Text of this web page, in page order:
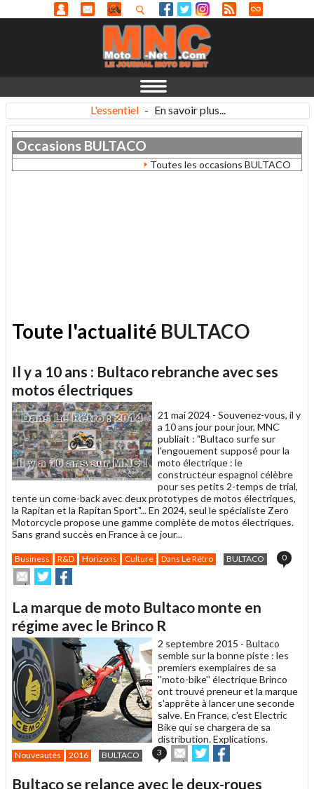
L'essentiel - En savoir plus...
Occasions BULTACO
Toutes les occasions BULTACO
Toute l'actualité BULTACO
Il y a 10 ans : Bultaco rebranche avec ses
motos électriques
21 mai 2024 - Souvenez-vous, il y
a 10 ans jour pour jour, MNC
publiait : "Bultaco surfe sur
l'engouement supposé pour la
moto électrique : le
constructeur espagnol célèbre
pour ses petits 2-temps de trial,
tente un come-back avec deux prototypes de motos électriques,
la Rapitan et la Rapitan Sport"... En 2024, seul le spécialiste Zero
Motorcycle propose une gamme complète de motos électriques.
Sans grand succès en France à ce jour...
Business R&D Horizons Culture Dans Le Rétro BULTACO 0
Envoyer
cet
à
un
ami
Partager
sur
sur
La marque de moto Bultaco monte en
régime avec le Brinco R
2 septembre 2015 - Bultaco
semble sur la bonne piste : les
premiers exemplaires de sa
''moto-bike'' électrique Brinco
ont trouvé preneur et la marque
s'apprête à lancer une seconde
salve. En France, c'est Electric
Bike qui se chargera de sa
distribution. Explications.
Nouveautés 2016 BULTACO 3
Envoyer
cet
Partager
sur sur
Bultaco se relance avec le deux-roues